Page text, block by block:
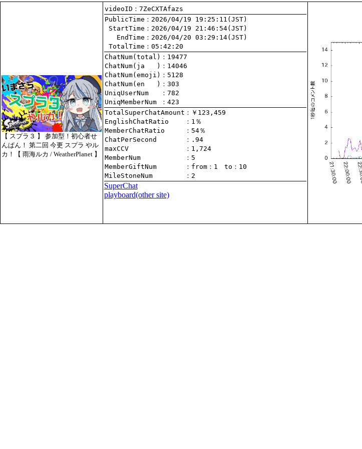
【 スプラ３ 】 参加型！初心者せ
んぱん！ 第二回 今更 スプラ やル
カ！【 雨海ルカ / WeatherPlanet 】
videoID：7ZeCXTAfazs
PublicTime
StartTime
   EndTime
TotalTime ：05:42:20
ChatNum(total)
ChatNum(ja   )
ChatNum(emoji)
ChatNum(en   )
UniqUserNum
：782
UniqMemberNum
：423
TotalSuperChatAmount
EnglishChatRatio
MemberChatRatio
ChatPerSecond
maxCCV
：1,724
MemberNum
：5
MemberGiftNum
： from ：1 to ：10
MileStoneNum
：2
SuperChat
playboard(other site)